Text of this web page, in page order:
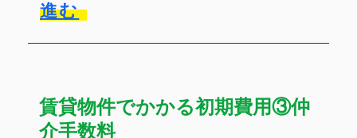
進む
賃貸物件でかかる初期費用③仲
介手数料